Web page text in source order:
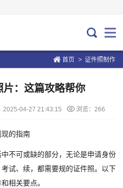
首页 > 证件照制作
片：这篇攻略帮你
2025-04-27 21:43:15 浏览：266
的指南
不可或缺的部分，无论是申请身份
试、续，都需要规的证件照。以下
相关要点。